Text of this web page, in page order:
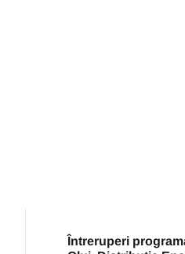
Întreruperi